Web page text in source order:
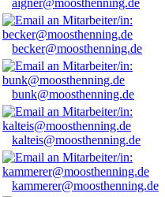
aigner@moosthenning.de
becker@moosthenning.de
bunk@moosthenning.de
kalteis@moosthenning.de
kammerer@moosthenning.de